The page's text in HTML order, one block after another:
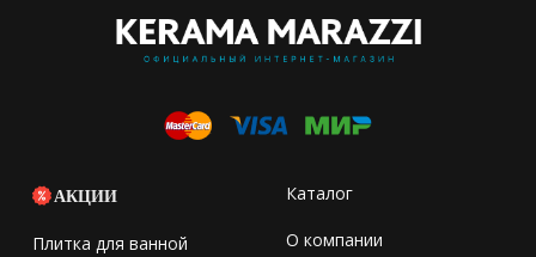
АКЦИИ
Плитка для ванной
Каталог
О компании